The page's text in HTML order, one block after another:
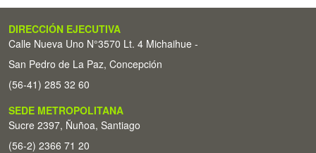
DIRECCIÓN EJECUTIVA
Calle Nueva Uno N°3570 Lt. 4 Michaihue -
San Pedro de La Paz, Concepción
(56-41) 285 32 60
SEDE METROPOLITANA
Sucre 2397, Ñuñoa, Santiago
(56-2) 2366 71 20